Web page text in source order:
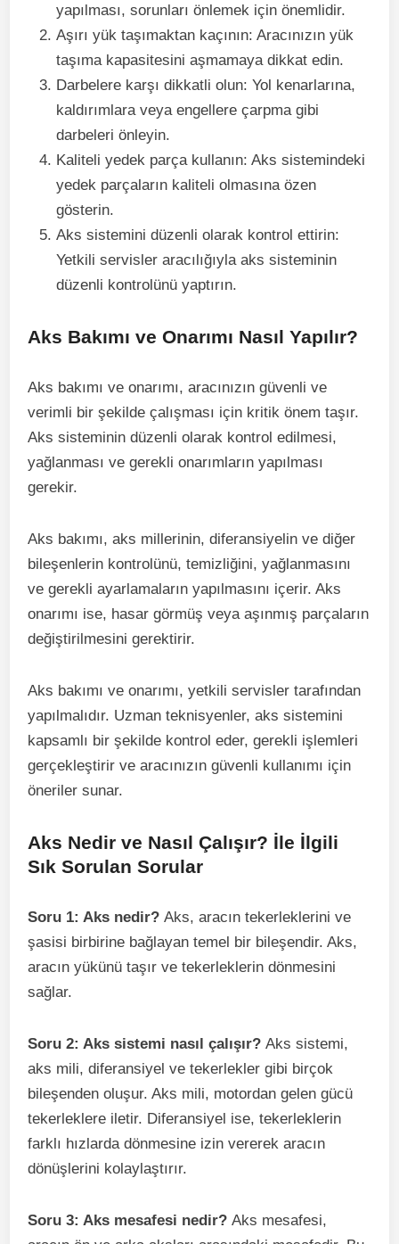
yapılması, sorunları önlemek için önemlidir.
Aşırı yük taşımaktan kaçının: Aracınızın yük
taşıma kapasitesini aşmamaya dikkat edin.
Darbelere karşı dikkatli olun: Yol kenarlarına,
kaldırımlara veya engellere çarpma gibi
darbeleri önleyin.
Kaliteli yedek parça kullanın: Aks sistemindeki
yedek parçaların kaliteli olmasına özen
gösterin.
Aks sistemini düzenli olarak kontrol ettirin:
Yetkili servisler aracılığıyla aks sisteminin
düzenli kontrolünü yaptırın.
Aks Bakımı ve Onarımı Nasıl Yapılır?
Aks bakımı ve onarımı, aracınızın güvenli ve
verimli bir şekilde çalışması için kritik önem taşır.
Aks sisteminin düzenli olarak kontrol edilmesi,
yağlanması ve gerekli onarımların yapılması
gerekir.
Aks bakımı, aks millerinin, diferansiyelin ve diğer
bileşenlerin kontrolünü, temizliğini, yağlanmasını
ve gerekli ayarlamaların yapılmasını içerir. Aks
onarımı ise, hasar görmüş veya aşınmış parçaların
değiştirilmesini gerektirir.
Aks bakımı ve onarımı, yetkili servisler tarafından
yapılmalıdır. Uzman teknisyenler, aks sistemini
kapsamlı bir şekilde kontrol eder, gerekli işlemleri
gerçekleştirir ve aracınızın güvenli kullanımı için
öneriler sunar.
Aks Nedir ve Nasıl Çalışır? İle İlgili
Sık Sorulan Sorular
Soru 1: Aks nedir? Aks, aracın tekerleklerini ve
şasisi birbirine bağlayan temel bir bileşendir. Aks,
aracın yükünü taşır ve tekerleklerin dönmesini
sağlar.
Soru 2: Aks sistemi nasıl çalışır? Aks sistemi,
aks mili, diferansiyel ve tekerlekler gibi birçok
bileşenden oluşur. Aks mili, motordan gelen gücü
tekerleklere iletir. Diferansiyel ise, tekerleklerin
farklı hızlarda dönmesine izin vererek aracın
dönüşlerini kolaylaştırır.
Soru 3: Aks mesafesi nedir? Aks mesafesi,